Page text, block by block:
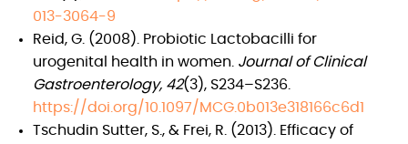
013-3064-9
Reid, G. (2008). Probiotic Lactobacilli for
urogenital health in women. Journal of Clinical
Gastroenterology, 42(3), S234–S236.
https://doi.org/10.1097/MCG.0b013e318166c6d1
Tschudin Sutter, S., & Frei, R. (2013). Efficacy of